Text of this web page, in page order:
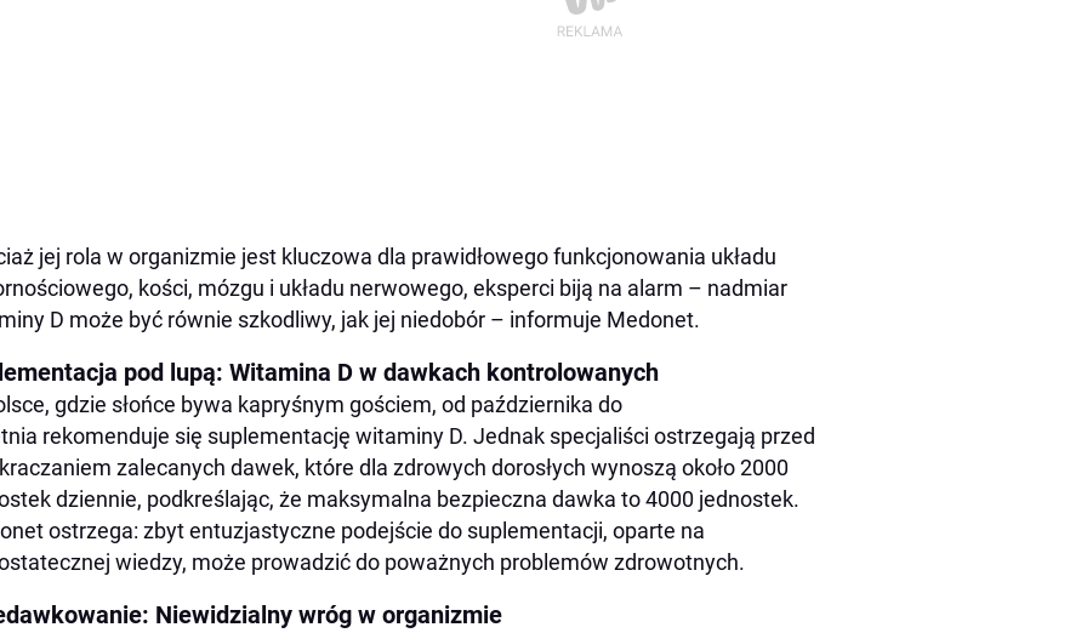
jej rola w organizmie jest kluczowa dla prawidłowego funkcjonowania układu
kości, mózgu i układu nerwowego, eksperci biją na alarm – nadmiar
D może być równie szkodliwy, jak jej niedobór – informuje Medonet.
pod lupą: Witamina D w dawkach kontrolowanych
gdzie słońce bywa kapryśnym gościem, od października do
rekomenduje się suplementację witaminy D. Jednak specjaliści ostrzegają przed
zalecanych dawek, które dla zdrowych dorosłych wynoszą około 2000
dziennie, podkreślając, że maksymalna bezpieczna dawka to 4000 jednostek.
ostrzega: zbyt entuzjastyczne podejście do suplementacji, oparte na
wiedzy, może prowadzić do poważnych problemów zdrowotnych.
Niewidzialny wróg w organizmie